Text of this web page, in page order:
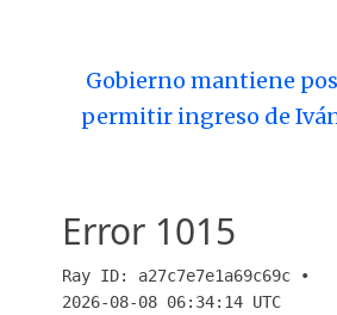
Gobierno mantiene
permitir ingreso de